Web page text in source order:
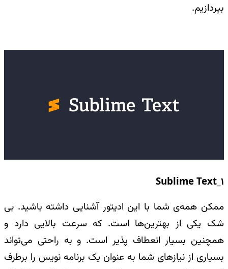
بپردازیم.
Sublime Text_1
ممکن همه‌ی شما با این ادیتور آشنایی داشته باشید. بی
شک یکی از بهترین‌ها است. که سرعت بالایی دارد و
همچنین بسیار انعطاف پذیر است. و به راحتی می‌تواند
بسیاری از نیازهای شما به عنوان یک برنامه نویس را برطرف